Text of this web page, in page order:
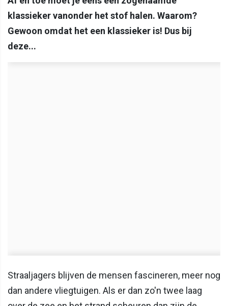
klassieker vanonder het stof halen. Waarom?
Gewoon omdat het een klassieker is! Dus bij
deze...
Straaljagers blijven de mensen fascineren, meer nog
dan andere vliegtuigen. Als er dan zo'n twee laag